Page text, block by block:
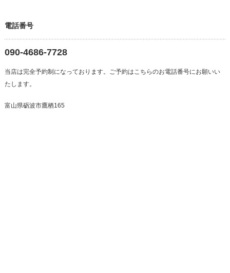
電話番号
090-4686-7728
当店は完全予約制になっております。ご予約はこちらのお電話番号にお願いい
たします。
富山県砺波市鷹栖165